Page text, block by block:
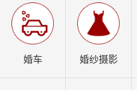
婚车 婚纱摄影